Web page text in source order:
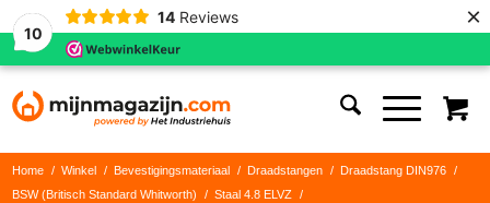
10
14 Reviews ×
Home / Winkel / Bevestigingsmateriaal / Draadstangen / Draadstang DIN976
/
BSW (Britisch Standard Whitworth)
/ Staal 4.8 ELVZ
/